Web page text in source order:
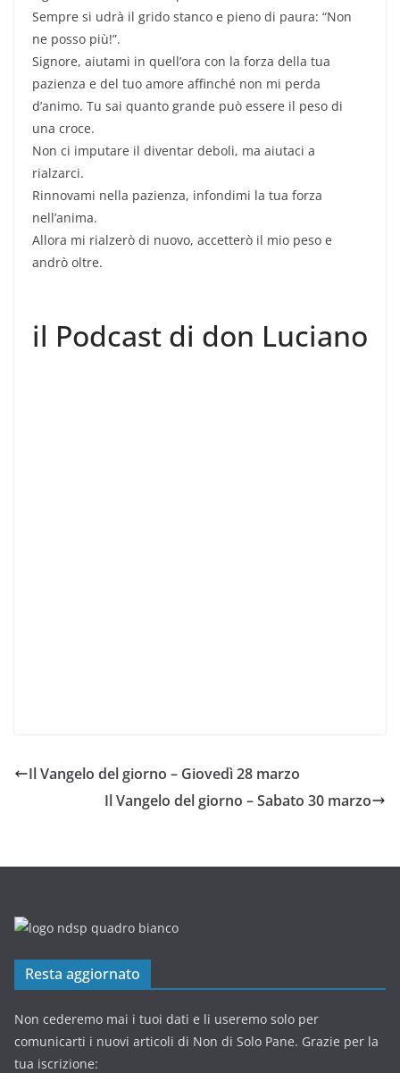
Sempre si udrà il grido stanco e pieno di paura: “Non
ne posso più!”.
Signore, aiutami in quell’ora con la forza della tua
pazienza e del tuo amore affinché non mi perda
d’animo. Tu sai quanto grande può essere il peso di
una croce.
Non ci imputare il diventar deboli, ma aiutaci a
rialzarci.
Rinnovami nella pazienza, infondimi la tua forza
nell’anima.
Allora mi rialzerò di nuovo, accetterò il mio peso e
andrò oltre.
il Podcast di don Luciano
Il Vangelo del giorno – Giovedì 28 marzo
Il Vangelo del giorno – Sabato 30 marzo
Resta aggiornato
Non cederemo mai i tuoi dati e li useremo solo per
comunicarti i nuovi articoli di Non di Solo Pane. Grazie per la
tua iscrizione: